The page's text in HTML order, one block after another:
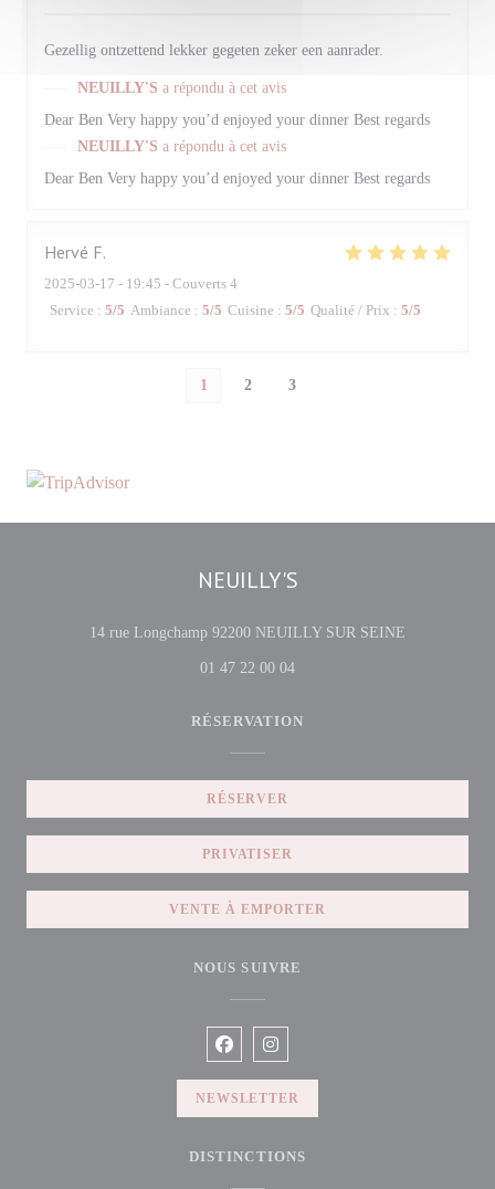
Gezellig ontzettend lekker gegeten zeker een aanrader.
NEUILLY'S a répondu à cet avis
Dear Ben Very happy you’d enjoyed your dinner Best regards
NEUILLY'S a répondu à cet avis
Dear Ben Very happy you’d enjoyed your dinner Best regards
Hervé F
2025-03-17 - 19:45 - Couverts 4
Service : 5/5 Ambiance : 5/5 Cuisine : 5/5 Qualité / Prix : 5/5
1 2 3
NEUILLY'S
14 rue Longchamp 92200 NEUILLY SUR SEINE
01 47 22 00 04
RÉSERVATION
RÉSERVER
PRIVATISER
VENTE À EMPORTER
NOUS SUIVRE
Facebook ((ouvre une nouvelle
Instagram ((ouvre une nouvelle
NEWSLETTER
DISTINCTIONS